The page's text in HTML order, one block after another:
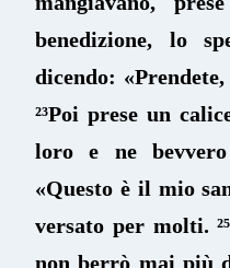
benedizione, lo
dicendo:
²³Poi prese un
loro e ne
«Questo è il mio
versato per molti.
non berrò mai più